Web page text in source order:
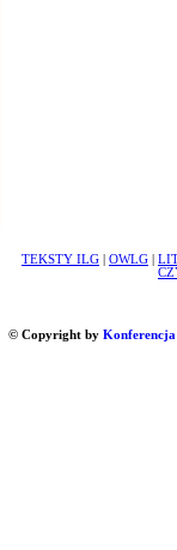
TEKSTY ILG OWLG
© Copyright by Konferencja